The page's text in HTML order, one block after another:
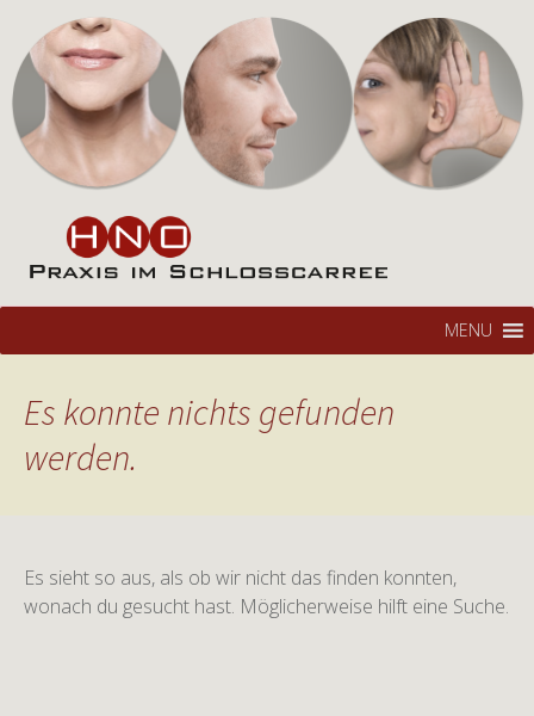
HNO im Schlosscarree
Braunschweig
Hals-Nasen-Ohren Praxis
Inhalt
MENU
Es konnte nichts gefunden
werden.
Es sieht so aus, als ob wir nicht das finden konnten,
wonach du gesucht hast. Möglicherweise hilft eine Suche.